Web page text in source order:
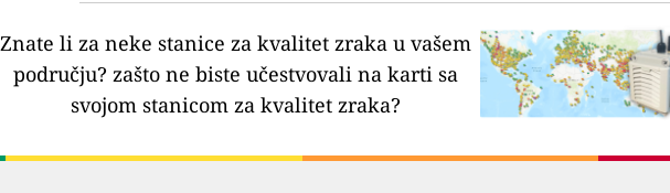
Znate li za neke stanice za kvalitet zraka u vašem
području? zašto ne biste učestvovali na karti sa
svojom stanicom za kvalitet zraka?